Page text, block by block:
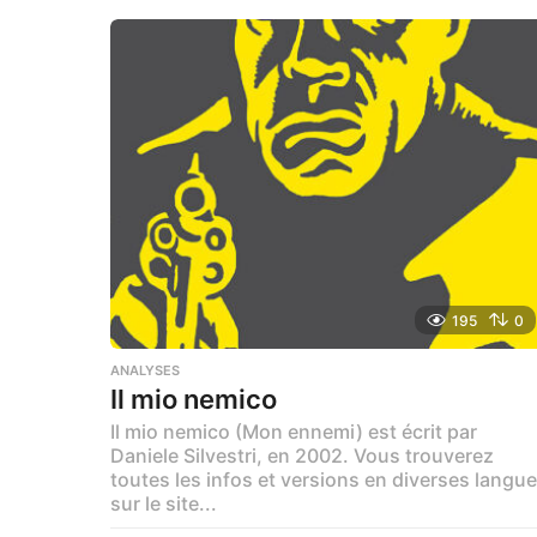
g
o
195 0
ANALYSES
Il mio nemico
Il mio nemico (Mon ennemi) est écrit par
Daniele Silvestri, en 2002. Vous trouverez
toutes les infos et versions en diverses
sur le site...